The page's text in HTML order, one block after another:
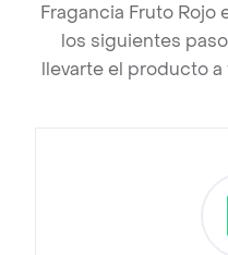
Fragancia Fruto
los siguientes
llevarte el producto